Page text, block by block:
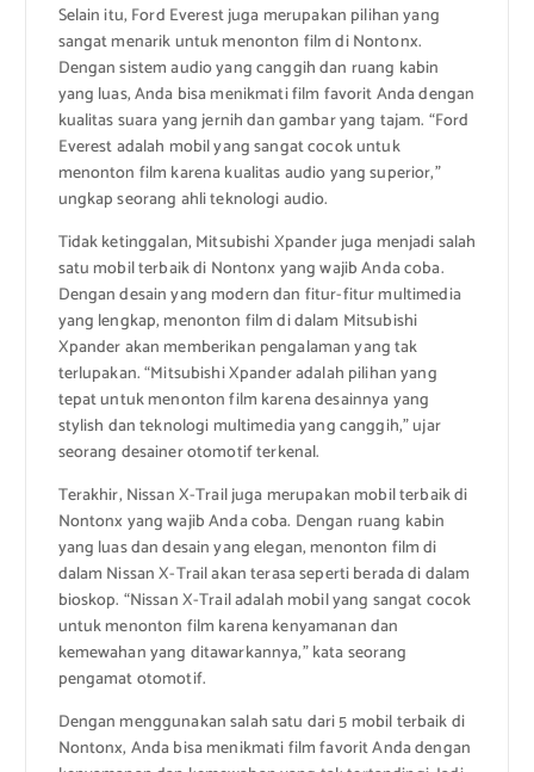
Selain itu, Ford Everest juga merupakan pilihan yang
sangat menarik untuk menonton film di Nontonx.
Dengan sistem audio yang canggih dan ruang kabin
yang luas, Anda bisa menikmati film favorit Anda dengan
kualitas suara yang jernih dan gambar yang tajam. “Ford
Everest adalah mobil yang sangat cocok untuk
menonton film karena kualitas audio yang superior,”
ungkap seorang ahli teknologi audio.
Tidak ketinggalan, Mitsubishi Xpander juga menjadi salah
satu mobil terbaik di Nontonx yang wajib Anda coba.
Dengan desain yang modern dan fitur-fitur multimedia
yang lengkap, menonton film di dalam Mitsubishi
Xpander akan memberikan pengalaman yang tak
terlupakan. “Mitsubishi Xpander adalah pilihan yang
tepat untuk menonton film karena desainnya yang
stylish dan teknologi multimedia yang canggih,” ujar
seorang desainer otomotif terkenal.
Terakhir, Nissan X-Trail juga merupakan mobil terbaik di
Nontonx yang wajib Anda coba. Dengan ruang kabin
yang luas dan desain yang elegan, menonton film di
dalam Nissan X-Trail akan terasa seperti berada di dalam
bioskop. “Nissan X-Trail adalah mobil yang sangat cocok
untuk menonton film karena kenyamanan dan
kemewahan yang ditawarkannya,” kata seorang
pengamat otomotif.
Dengan menggunakan salah satu dari 5 mobil terbaik di
Nontonx, Anda bisa menikmati film favorit Anda dengan